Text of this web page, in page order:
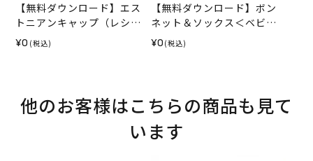
【無料ダウンロード】エス
トニアンキャップ（レシ
ピ）
¥0 (税込)
【無料ダウンロード】ボン
ネット＆ソックス＜ベビー
パレット＞（レシピ）
¥0 (税込)
他のお客様はこちらの商品も見て
います